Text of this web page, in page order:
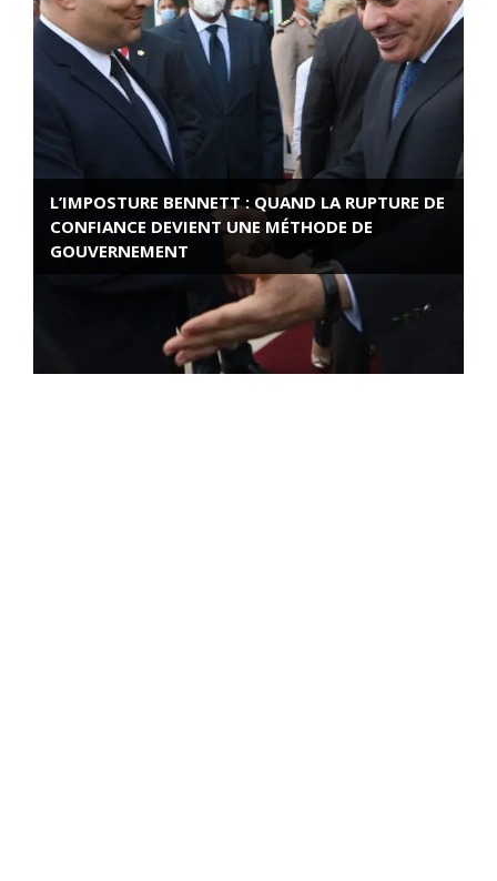
L’IMPOSTURE BENNETT : QUAND LA RUPTURE DE
CONFIANCE DEVIENT UNE MÉTHODE DE
GOUVERNEMENT
ROSE VALLAND, HEROÏNE DE LA RESISTANCE